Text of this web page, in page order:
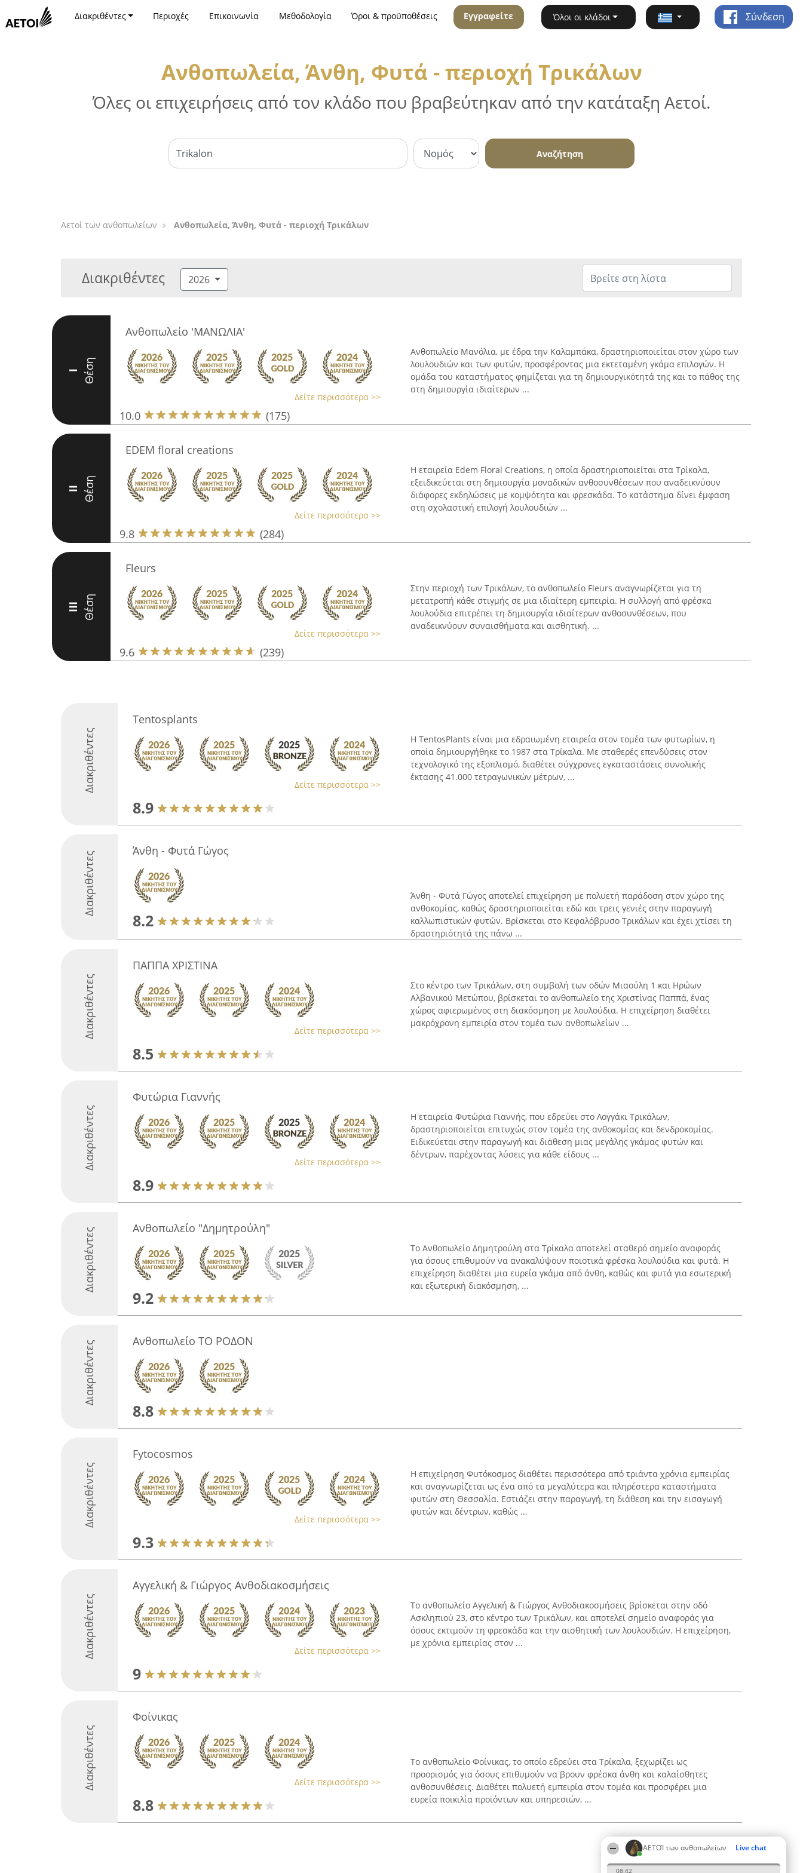
ΑΕΤΟΊ των ανθοπωλείων Live chat
08:42
Διακριθέντες Περιοχές Επικοινωνία Μεθοδολογία Όροι & προϋποθέσεις Εγγραφείτε Όλοι οι κλάδοι Σύνδεση
Ανθοπωλεία, Άνθη, Φυτά - περιοχή Τρικάλων
Όλες οι επιχειρήσεις από τον κλάδο που βραβεύτηκαν από την κατάταξη Αετοί.
Αναζήτηση
Αετοί των ανθοπωλείων Ανθοπωλεία, Άνθη, Φυτά - περιοχή Τρικάλων
Διακριθέντες 2026
I Θέση
Ανθοπωλείο 'ΜΑΝΩΛΙΑ'
Δείτε περισσότερα >>
10.0 (175)
Ανθοπωλείο Μανόλια, με έδρα την Καλαμπάκα, δραστηριοποιείται στον χώρο των
λουλουδιών και των φυτών, προσφέροντας μια εκτεταμένη γκάμα επιλογών. Η
ομάδα του καταστήματος φημίζεται για τη δημιουργικότητά της και το πάθος της
στη δημιουργία ιδιαίτερων ...
II Θέση
EDEM floral creations
Δείτε περισσότερα >>
9.8 (284)
Η εταιρεία Edem Floral Creations, η οποία δραστηριοποιείται στα Τρίκαλα,
εξειδικεύεται στη δημιουργία μοναδικών ανθοσυνθέσεων που αναδεικνύουν
διάφορες εκδηλώσεις με κομψότητα και φρεσκάδα. Το κατάστημα δίνει έμφαση
στη σχολαστική επιλογή λουλουδιών ...
III Θέση
Fleurs
Δείτε περισσότερα >>
9.6 (239)
Στην περιοχή των Τρικάλων, το ανθοπωλείο Fleurs αναγνωρίζεται για τη
μετατροπή κάθε στιγμής σε μια ιδιαίτερη εμπειρία. Η συλλογή από φρέσκα
λουλούδια επιτρέπει τη δημιουργία ιδιαίτερων ανθοσυνθέσεων, που
αναδεικνύουν συναισθήματα και αισθητική. ...
Διακριθέντες
Tentosplants
Δείτε περισσότερα >>
8.9
Η TentosPlants είναι μια εδραιωμένη εταιρεία στον τομέα των φυτωρίων, η
οποία δημιουργήθηκε το 1987 στα Τρίκαλα. Με σταθερές επενδύσεις στον
τεχνολογικό της εξοπλισμό, διαθέτει σύγχρονες εγκαταστάσεις συνολικής
έκτασης 41.000 τετραγωνικών μέτρων, ...
Διακριθέντες Άνθη - Φυτά Γώγος
8.2
Άνθη - Φυτά Γώγος αποτελεί επιχείρηση με πολυετή παράδοση στον χώρο της
ανθοκομίας, καθώς δραστηριοποιείται εδώ και τρεις γενιές στην παραγωγή
καλλωπιστικών φυτών. Βρίσκεται στο Κεφαλόβρυσο Τρικάλων και έχει χτίσει τη
δραστηριότητά της πάνω ...
Διακριθέντες
ΠΑΠΠΑ ΧΡΙΣΤΙΝΑ
Δείτε περισσότερα >>
8.5
Στο κέντρο των Τρικάλων, στη συμβολή των οδών Μιαούλη 1 και Ηρώων
Αλβανικού Μετώπου, βρίσκεται το ανθοπωλείο της Χριστίνας Παππά, ένας
χώρος αφιερωμένος στη διακόσμηση με λουλούδια. Η επιχείρηση διαθέτει
μακρόχρονη εμπειρία στον τομέα των ανθοπωλείων ...
Διακριθέντες
Φυτώρια Γιαννής
Δείτε περισσότερα >>
8.9
Η εταιρεία Φυτώρια Γιαννής, που εδρεύει στο Λογγάκι Τρικάλων,
δραστηριοποιείται επιτυχώς στον τομέα της ανθοκομίας και δενδροκομίας.
Ειδικεύεται στην παραγωγή και διάθεση μιας μεγάλης γκάμας φυτών και
δέντρων, παρέχοντας λύσεις για κάθε είδους ...
Διακριθέντες Ανθοπωλείο "Δημητρούλη"
9.2
Το Ανθοπωλείο Δημητρούλη στα Τρίκαλα αποτελεί σταθερό σημείο αναφοράς
για όσους επιθυμούν να ανακαλύψουν ποιοτικά φρέσκα λουλούδια και φυτά. Η
επιχείρηση διαθέτει μια ευρεία γκάμα από άνθη, καθώς και φυτά για εσωτερική
και εξωτερική διακόσμηση, ...
Διακριθέντες Ανθοπωλείο ΤΟ ΡΟΔΟΝ
8.8
Διακριθέντες
Fytocosmos
Δείτε περισσότερα >>
9.3
Η επιχείρηση Φυτόκοσμος διαθέτει περισσότερα από τριάντα χρόνια εμπειρίας
και αναγνωρίζεται ως ένα από τα μεγαλύτερα και πληρέστερα καταστήματα
φυτών στη Θεσσαλία. Εστιάζει στην παραγωγή, τη διάθεση και την εισαγωγή
φυτών και δέντρων, καθώς ...
Διακριθέντες
Αγγελική & Γιώργος Ανθοδιακοσμήσεις
Δείτε περισσότερα >>
9
Το ανθοπωλείο Αγγελική & Γιώργος Ανθοδιακοσμήσεις βρίσκεται στην οδό
Ασκληπιού 23, στο κέντρο των Τρικάλων, και αποτελεί σημείο αναφοράς για
όσους εκτιμούν τη φρεσκάδα και την αισθητική των λουλουδιών. Η επιχείρηση,
με χρόνια εμπειρίας στον ...
Διακριθέντες
Φοίνικας
Δείτε περισσότερα >>
8.8
Το ανθοπωλείο Φοίνικας, το οποίο εδρεύει στα Τρίκαλα, ξεχωρίζει ως
προορισμός για όσους επιθυμούν να βρουν φρέσκα άνθη και καλαίσθητες
ανθοσυνθέσεις. Διαθέτει πολυετή εμπειρία στον τομέα και προσφέρει μια
ευρεία ποικιλία προϊόντων και υπηρεσιών, ...